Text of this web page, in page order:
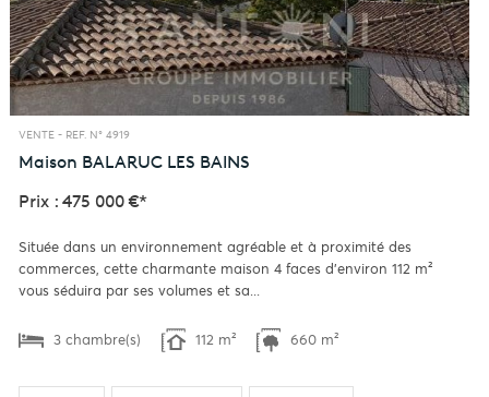
VENTE - REF. N° 4919
Maison BALARUC LES BAINS
Prix : 475 000 €*
Située dans un environnement agréable et à proximité des
commerces, cette charmante maison 4 faces d'environ 112 m²
vous séduira par ses volumes et sa...
3 chambre(s) 112 m² 660 m²